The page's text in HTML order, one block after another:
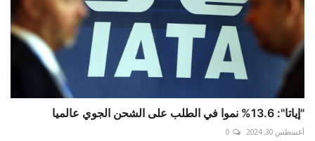
"إياتا": 13.6% نموا في الطلب على الشحن الجوي عالميا
أغسطس 30, 2024 0